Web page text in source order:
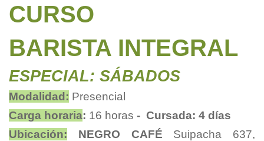
CURSO
BARISTA INTEGRAL
ESPECIAL: SÁBADOS
Modalidad: Presencial
Carga horaria: 16 horas - Cursada: 4 días
Ubicación: NEGRO CAFÉ Suipacha 637,